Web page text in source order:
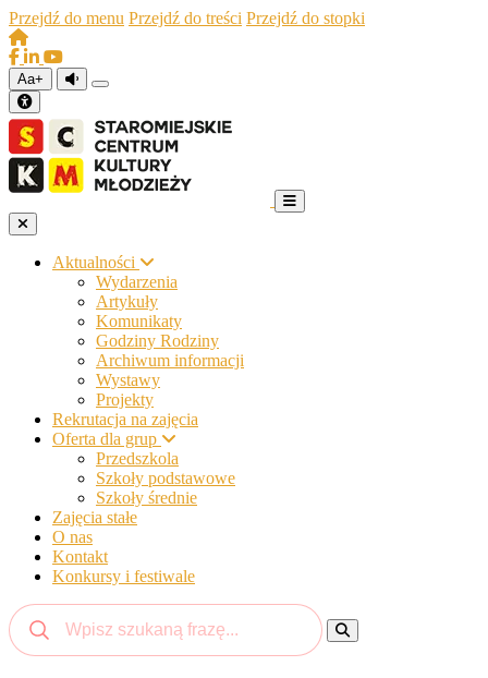
Przejdź do menu Przejdź do treści Przejdź do stopki
Aa+
Aktualności
Wydarzenia
Artykuły
Komunikaty
Godziny Rodziny
Archiwum informacji
Wystawy
Projekty
Rekrutacja na zajęcia
Oferta dla grup
Przedszkola
Szkoły podstawowe
Szkoły średnie
Zajęcia stałe
O nas
Kontakt
Konkursy i festiwale